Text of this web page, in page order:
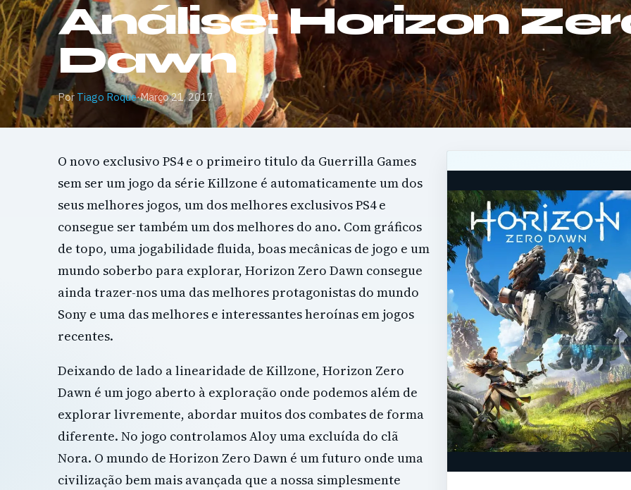
Análise: Horizon
Dawn
Por Tiago Roque·Março 21, 2017
O novo exclusivo PS4 e o primeiro titulo da Guerrilla Games
sem ser um jogo da série Killzone é automaticamente um dos
seus melhores jogos, um dos melhores exclusivos PS4 e
consegue ser também um dos melhores do ano. Com gráficos
de topo, uma jogabilidade fluida, boas mecânicas de jogo e um
mundo soberbo para explorar, Horizon Zero Dawn consegue
ainda trazer-nos uma das melhores protagonistas do mundo
Sony e uma das melhores e interessantes heroínas em jogos
recentes.
Deixando de lado a linearidade de Killzone, Horizon Zero
Dawn é um jogo aberto à exploração onde podemos além de
explorar livremente, abordar muitos dos combates de forma
diferente. No jogo controlamos Aloy uma excluída do clã
Nora. O mundo de Horizon Zero Dawn é um futuro onde uma
civilização bem mais avançada que a nossa simplesmente